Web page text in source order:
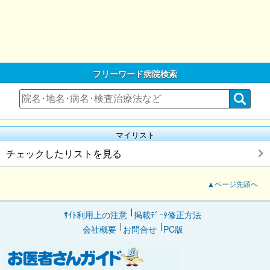
フリーワード病院検索
マイリスト
チェックしたリストを見る
▲ページ先頭へ
ｻｲﾄ利用上の注意 掲載ﾃﾞｰﾀ修正方法
会社概要
お問合せ PC版